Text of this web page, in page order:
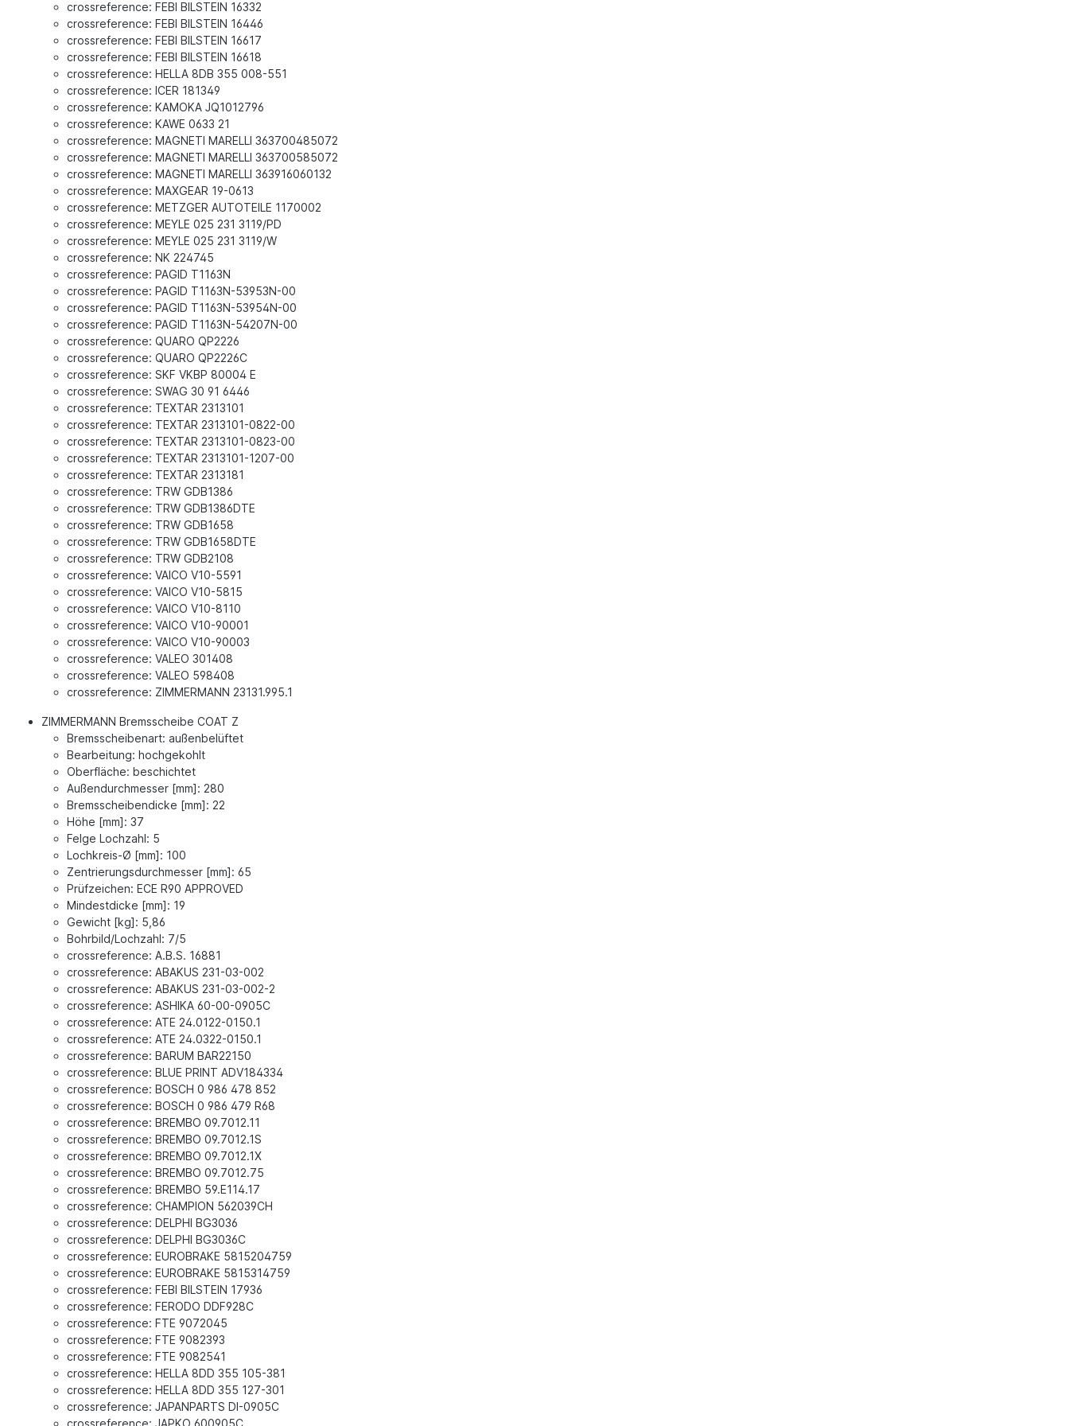
crossreference: FEBI BILSTEIN 16332
crossreference: FEBI BILSTEIN 16446
crossreference: FEBI BILSTEIN 16617
crossreference: FEBI BILSTEIN 16618
crossreference: HELLA 8DB 355 008-551
crossreference: ICER 181349
crossreference: KAMOKA JQ1012796
crossreference: KAWE 0633 21
crossreference: MAGNETI MARELLI 363700485072
crossreference: MAGNETI MARELLI 363700585072
crossreference: MAGNETI MARELLI 363916060132
crossreference: MAXGEAR 19-0613
crossreference: METZGER AUTOTEILE 1170002
crossreference: MEYLE 025 231 3119/PD
crossreference: MEYLE 025 231 3119/W
crossreference: NK 224745
crossreference: PAGID T1163N
crossreference: PAGID T1163N-53953N-00
crossreference: PAGID T1163N-53954N-00
crossreference: PAGID T1163N-54207N-00
crossreference: QUARO QP2226
crossreference: QUARO QP2226C
crossreference: SKF VKBP 80004 E
crossreference: SWAG 30 91 6446
crossreference: TEXTAR 2313101
crossreference: TEXTAR 2313101-0822-00
crossreference: TEXTAR 2313101-0823-00
crossreference: TEXTAR 2313101-1207-00
crossreference: TEXTAR 2313181
crossreference: TRW GDB1386
crossreference: TRW GDB1386DTE
crossreference: TRW GDB1658
crossreference: TRW GDB1658DTE
crossreference: TRW GDB2108
crossreference: VAICO V10-5591
crossreference: VAICO V10-5815
crossreference: VAICO V10-8110
crossreference: VAICO V10-90001
crossreference: VAICO V10-90003
crossreference: VALEO 301408
crossreference: VALEO 598408
crossreference: ZIMMERMANN 23131.995.1
ZIMMERMANN Bremsscheibe COAT Z
Bremsscheibenart: außenbelüftet
Bearbeitung: hochgekohlt
Oberfläche: beschichtet
Außendurchmesser [mm]: 280
Bremsscheibendicke [mm]: 22
Höhe [mm]: 37
Felge Lochzahl: 5
Lochkreis-Ø [mm]: 100
Zentrierungsdurchmesser [mm]: 65
Prüfzeichen: ECE R90 APPROVED
Mindestdicke [mm]: 19
Gewicht [kg]: 5,86
Bohrbild/Lochzahl: 7/5
crossreference: A.B.S. 16881
crossreference: ABAKUS 231-03-002
crossreference: ABAKUS 231-03-002-2
crossreference: ASHIKA 60-00-0905C
crossreference: ATE 24.0122-0150.1
crossreference: ATE 24.0322-0150.1
crossreference: BARUM BAR22150
crossreference: BLUE PRINT ADV184334
crossreference: BOSCH 0 986 478 852
crossreference: BOSCH 0 986 479 R68
crossreference: BREMBO 09.7012.11
crossreference: BREMBO 09.7012.1S
crossreference: BREMBO 09.7012.1X
crossreference: BREMBO 09.7012.75
crossreference: BREMBO 59.E114.17
crossreference: CHAMPION 562039CH
crossreference: DELPHI BG3036
crossreference: DELPHI BG3036C
crossreference: EUROBRAKE 5815204759
crossreference: EUROBRAKE 5815314759
crossreference: FEBI BILSTEIN 17936
crossreference: FERODO DDF928C
crossreference: FTE 9072045
crossreference: FTE 9082393
crossreference: FTE 9082541
crossreference: HELLA 8DD 355 105-381
crossreference: HELLA 8DD 355 127-301
crossreference: JAPANPARTS DI-0905C
crossreference: JAPKO 600905C